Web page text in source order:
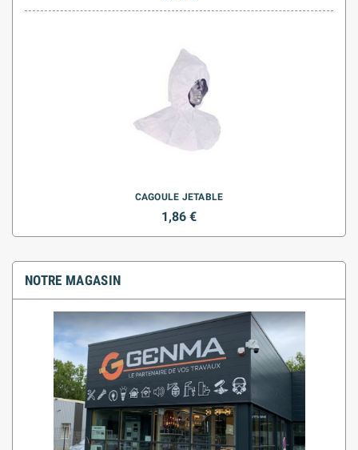
CAGOULE JETABLE
1,86 €
NOTRE MAGASIN